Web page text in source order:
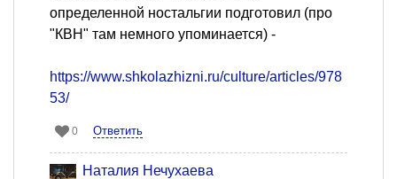
определенной ностальгии подготовил (про
"КВН" там немного упоминается) -
https://www.shkolazhizni.ru/culture/articles/978
53/
0 Ответить
Наталия Нечухаева